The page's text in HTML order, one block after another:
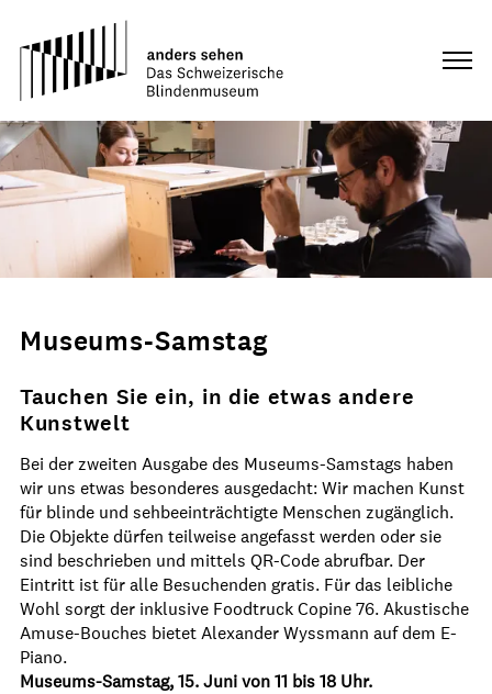
Museums-Samstag
Tauchen Sie ein, in die etwas andere
Kunstwelt
Bei der zweiten Ausgabe des Museums-Samstags haben
wir uns etwas besonderes ausgedacht: Wir machen Kunst
für blinde und sehbeeinträchtigte Menschen zugänglich.
Die Objekte dürfen teilweise angefasst werden oder sie
sind beschrieben und mittels QR-Code abrufbar. Der
Eintritt ist für alle Besuchenden gratis. Für das leibliche
Wohl sorgt der inklusive Foodtruck Copine 76. Akustische
Amuse-Bouches bietet Alexander Wyssmann auf dem E-
Piano.
Museums-Samstag, 15. Juni von 11 bis 18 Uhr.